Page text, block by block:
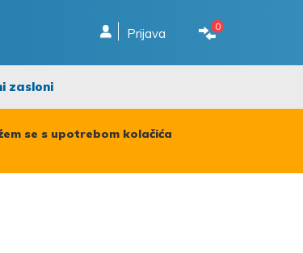
Prijava 0
zasloni
se s upotrebom kolačića